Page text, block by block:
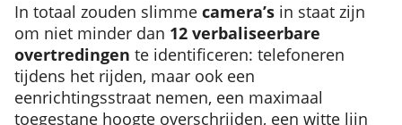
In totaal zouden slimme camera’s in staat zijn
om niet minder dan 12 verbaliseerbare
overtredingen te identificeren: telefoneren
tijdens het rijden, maar ook een
eenrichtingsstraat nemen, een maximaal
toegestane hoogte overschrijden, een witte lijn